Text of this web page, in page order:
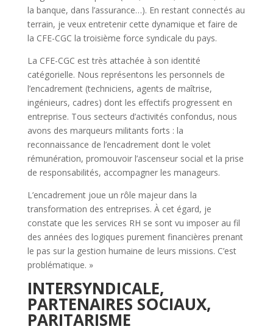
la banque, dans l’assurance…). En restant connectés au
terrain, je veux entretenir cette dynamique et faire de
la CFE-CGC la troisième force syndicale du pays.
La CFE-CGC est très attachée à son identité
catégorielle. Nous représentons les personnels de
l’encadrement (techniciens, agents de maîtrise,
ingénieurs, cadres) dont les effectifs progressent en
entreprise. Tous secteurs d’activités confondus, nous
avons des marqueurs militants forts : la
reconnaissance de l’encadrement dont le volet
rémunération, promouvoir l’ascenseur social et la prise
de responsabilités, accompagner les manageurs.
L’encadrement joue un rôle majeur dans la
transformation des entreprises. À cet égard, je
constate que les services RH se sont vu imposer au fil
des années des logiques purement financières prenant
le pas sur la gestion humaine de leurs missions. C’est
problématique. »
INTERSYNDICALE,
PARTENAIRES SOCIAUX,
PARITARISME